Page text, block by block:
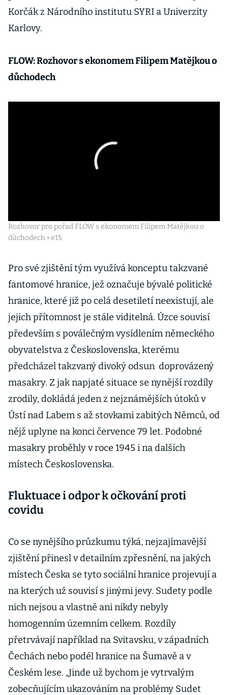
Korčák z Národního institutu SYRI a Univerzity
Karlovy.
FLOW: Rozhovor s ekonomem Filipem Matějkou o
důchodech
Rozhovor pro pořad FLOW s ekonomem Filipem Matějkou o
důchodech • e15
Pro své zjištění tým využívá konceptu takzvané
fantomové hranice, jež označuje bývalé politické
hranice, které již po celá desetiletí neexistují, ale
jejich přítomnost je stále viditelná. Úzce souvisí
především s poválečným vysídlením německého
obyvatelstva z Československa, kterému
předcházel takzvaný divoký odsun doprovázený
masakry. Z jak napjaté situace se nynější rozdíly
zrodily, dokládá jeden z nejznámějších útoků v
Ústí nad Labem s až stovkami zabitých Němců, od
nějž uplyne na konci července 79 let. Podobné
masakry proběhly v roce 1945 i na dalších
místech Československa.
Fluktuace i odpor k očkování proti
covidu
Co se nynějšího průzkumu týká, nejzajímavější
zjištění přinesl v detailním zpřesnění, na jakých
místech Česka se tyto sociální hranice projevují a
na kterých už souvisí s jinými jevy. Sudety podle
nich nejsou a vlastně ani nikdy nebyly
homogenním územním celkem. Rozdíly
přetrvávají například na Svitavsku, v západních
Čechách nebo podél hranice na Šumavě a v
Českém lese. „Jinde už bychom je vytrvalým
zobecňujícím ukazováním na problémy Sudet